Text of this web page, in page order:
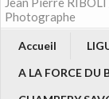
Photographe
Accueil
A LA FORCE DU